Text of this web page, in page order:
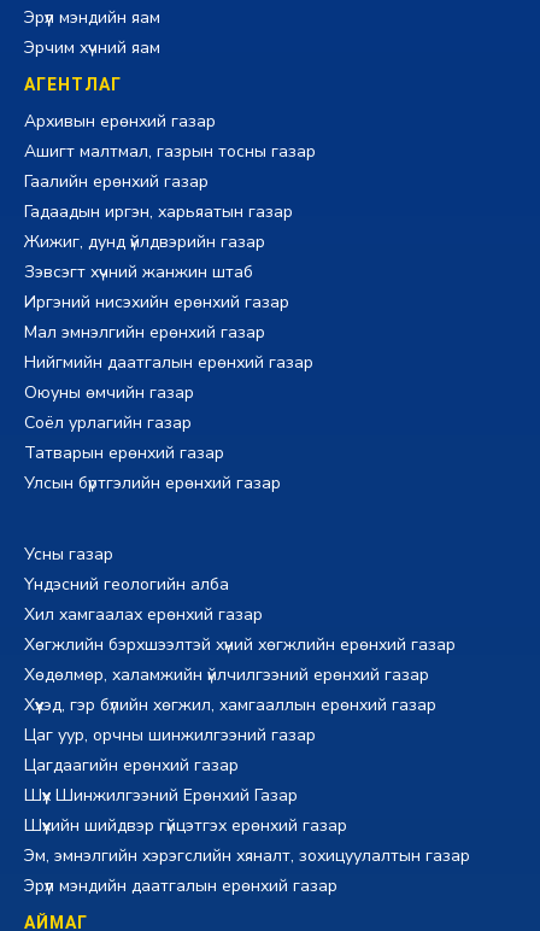
Эрүүл мэндийн яам
Эрчим хүчний яам
АГЕНТЛАГ
Архивын ерөнхий газар
Ашигт малтмал, газрын тосны газар
Гаалийн ерөнхий газар
Гадаадын иргэн, харьяатын газар
Жижиг, дунд үйлдвэрийн газар
Зэвсэгт хүчний жанжин штаб
Иргэний нисэхийн ерөнхий газар
Мал эмнэлгийн ерөнхий газар
Нийгмийн даатгалын ерөнхий газар
Оюуны өмчийн газар
Соёл урлагийн газар
Татварын ерөнхий газар
Улсын бүртгэлийн ерөнхий газар
Усны газар
Үндэсний геологийн алба
Хил хамгаалах ерөнхий газар
Хөгжлийн бэрхшээлтэй хүний хөгжлийн ерөнхий газар
Хөдөлмөр, халамжийн үйлчилгээний ерөнхий газар
Хүүхэд, гэр бүлийн хөгжил, хамгааллын ерөнхий газар
Цаг уур, орчны шинжилгээний газар
Цагдаагийн ерөнхий газар
Шүүх Шинжилгээний Ерөнхий Газар
Шүүхийн шийдвэр гүйцэтгэх ерөнхий газар
Эм, эмнэлгийн хэрэгслийн хяналт, зохицуулалтын газар
Эрүүл мэндийн даатгалын ерөнхий газар
АЙМАГ